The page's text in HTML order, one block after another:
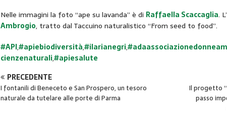
Nelle immagini la foto “ape su lavanda” è di Raffaella Scaccaglia.
Ambrogio, tratto dal Taccuino naturalistico “From seed to food”.
#API,#apiebiodiversità,#ilarianegri,
cienzenaturali,#apiesalute
PRECEDENTE
I fontanili di Beneceto e San Prospero, un tesoro
naturale da tutelare alle porte di Parma
Il progetto
passo